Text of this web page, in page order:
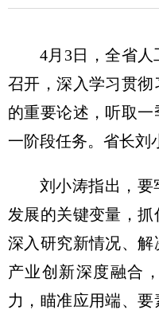
4月3日，全省
召开，深入学习贯
的重要论述，听取
一阶段任务。省长刘
刘小涛指出，要
发展的关键变量，
深入研究新情况、
产业创新深度融合
力，瞄准应用端、